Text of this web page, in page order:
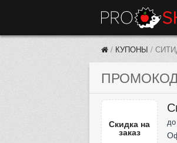
/ КУПОНЫ /
Скидка на
заказ
до